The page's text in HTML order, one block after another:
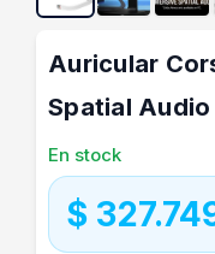
Auricular
Spatial
En stock
$